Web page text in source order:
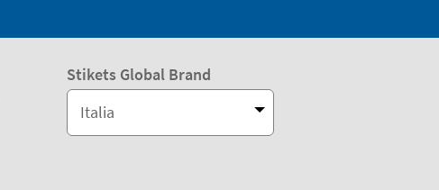
Stikets Global Brand
Italia